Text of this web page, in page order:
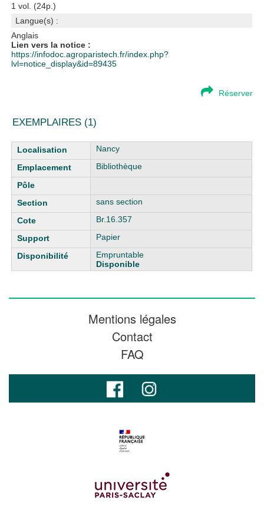
1 vol. (24p.)
Langue(s) :
Anglais
Lien vers la notice :
https://infodoc.agroparistech.fr/index.php?
lvl=notice_display&id=89435
Réserver
EXEMPLAIRES (1)
Liste des exemplaires
Nancy
Bibliothèque
sans section
Br.16.357
Papier
Empruntable
Disponible
Mentions légales
Contact
FAQ